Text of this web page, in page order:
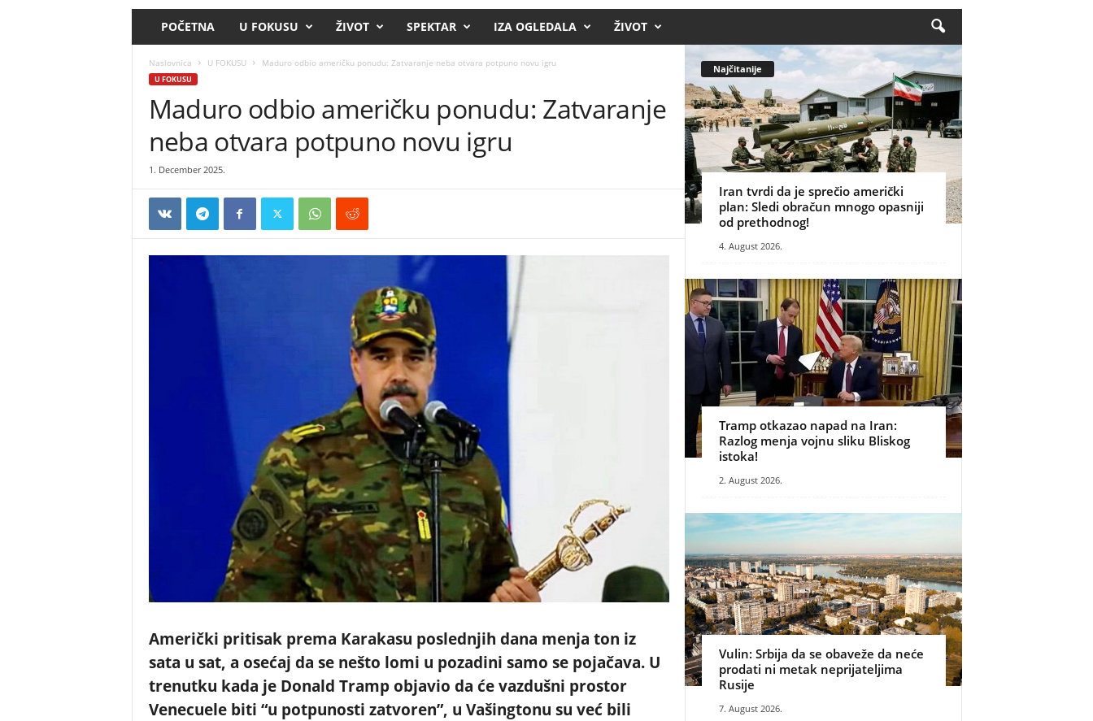
POČETNA U FOKUSU ŽIVOT SPEKTAR IZA OGLEDALA ŽIVOT
Naslovnica U FOKUSU Maduro odbio američku ponudu: Zatvaranje neba otvara potpuno novu igru
U FOKUSU
Maduro odbio američku ponudu: Zatvaranje
neba otvara potpuno novu igru
1. December 2025.
Američki pritisak prema Karakasu poslednjih dana menja ton iz
sata u sat, a osećaj da se nešto lomi u pozadini samo se pojačava. U
trenutku kada je Donald Tramp objavio da će vazdušni prostor
Venecuele biti “u potpunosti zatvoren”, u Vašingtonu su već bili
Najčitanije
Iran tvrdi da je sprečio američki
plan: Sledi obračun mnogo opasniji
od prethodnog!
4. August 2026.
Tramp otkazao napad na Iran:
Razlog menja vojnu sliku Bliskog
istoka!
2. August 2026.
Vulin: Srbija da se obaveže da neće
prodati ni metak neprijateljima
Rusije
7. August 2026.